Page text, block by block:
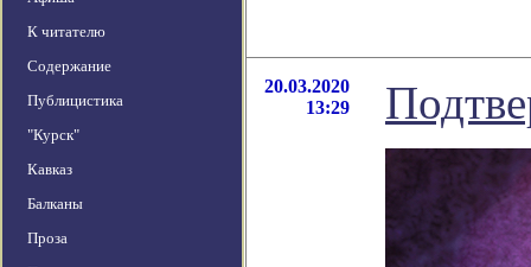
К читателю
Содержание
Публицистика
"Курск"
Кавказ
Балканы
Проза
20.03.2020
13:29